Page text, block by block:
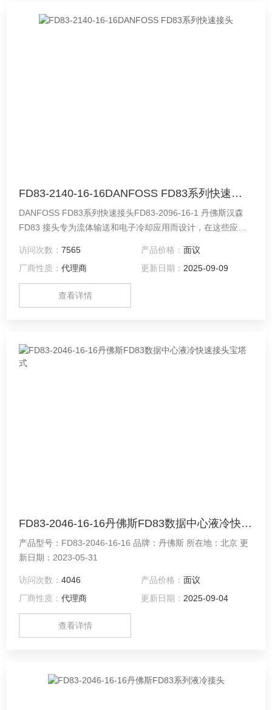
FD83-2140-16-16DANFOSS FD83系列快速接头
DANFOSS FD83系列快速接头FD83-2096-16-1 丹佛斯汉森
FD83 接头专为流体输送和电子冷却应用而设计，在这些应用
头采用全流量设计，现在有2英寸尺寸和流行的1英寸尺寸的附
加配置，以其性能和可靠性而出名，其匝转连接功能允许在没
有软管扭转风险或需要额外适配器的情况下进行连接，这也可
以防止由于不正确的组装
访问次数：7565 产品价格： 面议
厂商性质：代理商 更新日期： 2025-09-09
查看详情
FD83-2046-16-16丹佛斯FD83数据中心液冷快速接头宝塔式
产品型号：FD83-2046-16-16 品牌：丹佛斯 所在地：北京 更
新日期：2023-05-31
访问次数：4046 产品价格： 面议
厂商性质：代理商 更新日期： 2025-09-04
查看详情